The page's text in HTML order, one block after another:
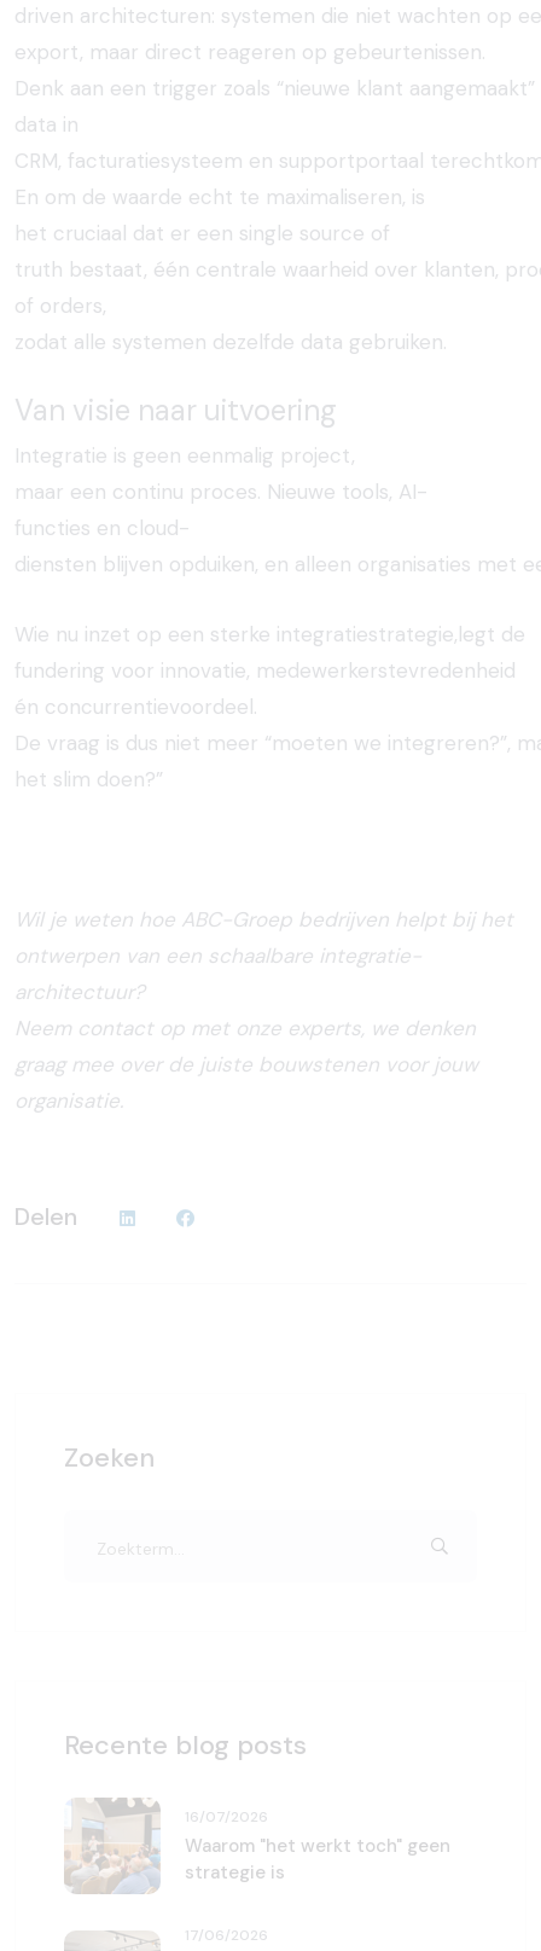
driven architecturen: systemen die niet wachten op
export, maar direct reageren op gebeurtenissen.
Denk aan een trigger zoals “nieuwe klant aangemaakt”
data in
CRM, facturatiesysteem en supportportaal
En om de waarde echt te maximaliseren, is
het cruciaal dat er een single source of
truth bestaat, één centrale waarheid over klanten,
of orders,
zodat alle systemen dezelfde data gebruiken.
Van visie naar uitvoering
Integratie is geen eenmalig project,
maar een continu proces. Nieuwe tools, AI-
functies en cloud-
diensten blijven opduiken, en alleen organisaties met
Wie nu inzet op een sterke integratiestrategie,legt de
fundering voor innovatie, medewerkerstevredenheid
én concurrentievoordeel.
De vraag is dus niet meer “moeten we integreren?”,
het slim doen?”
Wil je weten hoe ABC-Groep bedrijven helpt bij het
ontwerpen van een schaalbare integratie-
architectuur?
Neem contact op met onze experts, we denken
graag mee over de juiste bouwstenen voor jouw
organisatie.
Delen
Zoeken
Recente blog posts
16/07/2026
Waarom "het werkt toch" geen
strategie is
17/06/2026